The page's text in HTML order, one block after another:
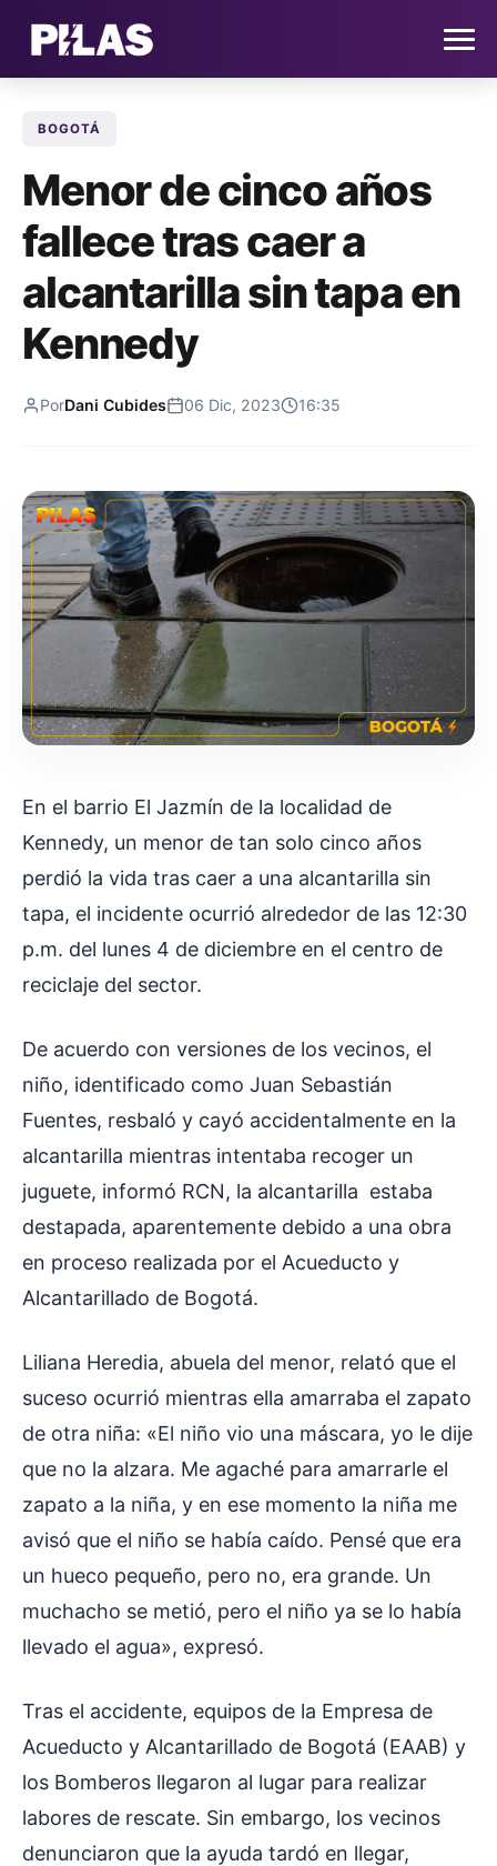
NOTICIAS
QUIÉNES SOMOS
CONTACTO
SUSCRÍBETE
BOGOTÁ
Menor de cinco años
fallece tras caer a
alcantarilla sin tapa en
Kennedy
PorDani Cubides 06 Dic, 2023 16:35
En el barrio El Jazmín de la localidad de
Kennedy, un menor de tan solo cinco años
perdió la vida tras caer a una alcantarilla sin
tapa, el incidente ocurrió alrededor de las 12:30
p.m. del lunes 4 de diciembre en el centro de
reciclaje del sector.
De acuerdo con versiones de los vecinos, el
niño, identificado como Juan Sebastián
Fuentes, resbaló y cayó accidentalmente en la
alcantarilla mientras intentaba recoger un
juguete, informó RCN, la alcantarilla estaba
destapada, aparentemente debido a una obra
en proceso realizada por el Acueducto y
Alcantarillado de Bogotá.
Liliana Heredia, abuela del menor, relató que el
suceso ocurrió mientras ella amarraba el zapato
de otra niña: «El niño vio una máscara, yo le dije
que no la alzara. Me agaché para amarrarle el
zapato a la niña, y en ese momento la niña me
avisó que el niño se había caído. Pensé que era
un hueco pequeño, pero no, era grande. Un
muchacho se metió, pero el niño ya se lo había
llevado el agua», expresó.
Tras el accidente, equipos de la Empresa de
Acueducto y Alcantarillado de Bogotá (EAAB) y
los Bomberos llegaron al lugar para realizar
labores de rescate. Sin embargo, los vecinos
denunciaron que la ayuda tardó en llegar,